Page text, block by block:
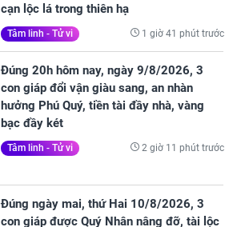
cạn lộc lá trong thiên hạ
Tâm linh - Tử vi 1 giờ 41 phút trước
Đúng 20h hôm nay, ngày 9/8/2026, 3
con giáp đổi vận giàu sang, an nhàn
hưởng Phú Quý, tiền tài đầy nhà, vàng
bạc đầy két
Tâm linh - Tử vi 2 giờ 11 phút trước
Đúng ngày mai, thứ Hai 10/8/2026, 3
con giáp được Quý Nhân nâng đỡ, tài lộc